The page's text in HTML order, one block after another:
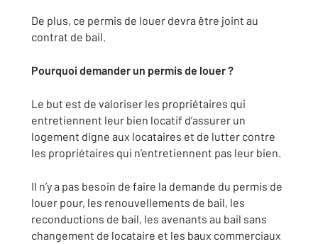
De plus, ce permis de louer devra être joint au
contrat de bail.
Pourquoi demander un permis de louer ?
Le but est de valoriser les propriétaires qui
entretiennent leur bien locatif d’assurer un
logement digne aux locataires et de lutter contre
les propriétaires qui n’entretiennent pas leur bien.
Il n’y a pas besoin de faire la demande du permis de
louer pour, les renouvellements de bail, les
reconductions de bail, les avenants au bail sans
changement de locataire et les baux commerciaux